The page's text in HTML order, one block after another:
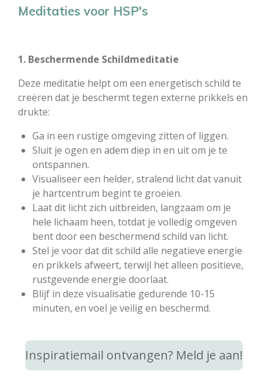
Meditaties voor HSP's
1. Beschermende Schildmeditatie
Deze meditatie helpt om een energetisch schild te
creëren dat je beschermt tegen externe prikkels en
drukte:
Ga in een rustige omgeving zitten of liggen.
Sluit je ogen en adem diep in en uit om je te
ontspannen.
Visualiseer een helder, stralend licht dat vanuit
je hartcentrum begint te groeien.
Laat dit licht zich uitbreiden, langzaam om je
hele lichaam heen, totdat je volledig omgeven
bent door een beschermend schild van licht.
Stel je voor dat dit schild alle negatieve energie
en prikkels afweert, terwijl het alleen positieve,
rustgevende energie doorlaat.
Blijf in deze visualisatie gedurende 10-15
minuten, en voel je veilig en beschermd.
Inspiratiemail ontvangen? Meld je aan!